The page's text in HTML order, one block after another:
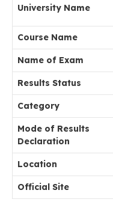
University Name
Course Name
Name of Exam
Results Status
Category
Mode of Results
Declaration
Location
Official Site